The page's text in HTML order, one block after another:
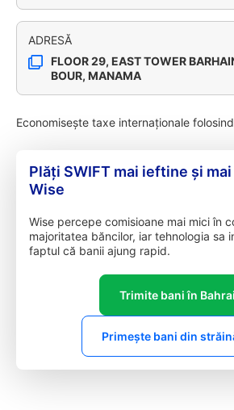
ADRESĂ
FLOOR 29, EAST TOWER
BOUR, MANAMA
Economisește taxe internaționale folosind
Plăți SWIFT mai ieftine și
Wise
Wise percepe comisioane mai mici în
majoritatea băncilor, iar tehnologia sa
faptul că banii ajung rapid.
Trimite bani în
Primește bani din